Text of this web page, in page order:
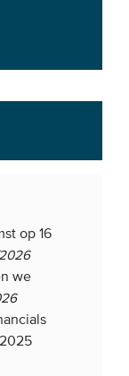
op 16
we